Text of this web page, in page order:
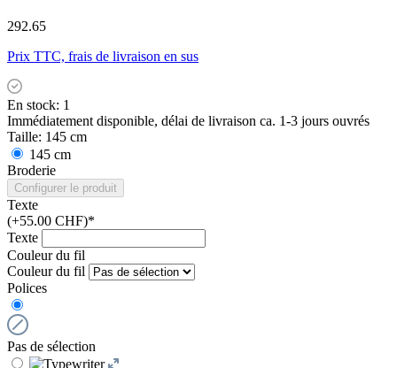
292.65
Prix TTC, frais de livraison en sus
En stock: 1
Immédiatement disponible, délai de livraison ca. 1-3 jours ouvrés
Taille: 145 cm
145 cm
Broderie
Configurer le produit
Texte
(+55.00 CHF)*
Texte
Couleur du fil
Couleur du fil
Polices
Pas de sélection